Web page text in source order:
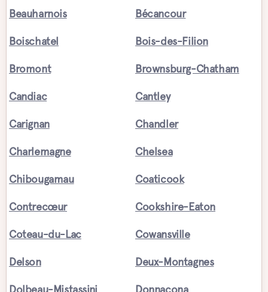
Beauharnois Bécancour
Boischatel Bois-des-Filion
Bromont Brownsburg-Chatham
Candiac Cantley
Carignan Chandler
Charlemagne Chelsea
Chibougamau Coaticook
Contrecœur Cookshire-Eaton
Coteau-du-Lac Cowansville
Delson Deux-Montagnes
Dolbeau-Mistassini Donnacona